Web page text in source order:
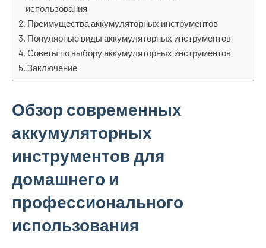
использования
Преимущества аккумуляторных инструментов
Популярные виды аккумуляторных инструментов
Советы по выбору аккумуляторных инструментов
Заключение
Обзор современных
аккумуляторных
инструментов для
домашнего и
профессионального
использования